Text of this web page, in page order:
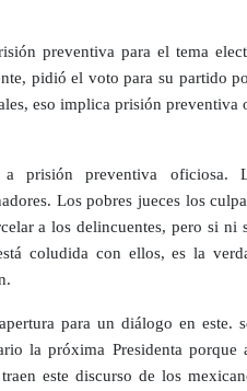
preventiva para el tema
pidió el voto para su partido
eso implica prisión preventiva
prisión preventiva oficiosa.
Los pobres jueces los
a los delincuentes, pero si ni
coludida con ellos, es la
para un diálogo en este.
la próxima Presidenta porque
este discurso de los